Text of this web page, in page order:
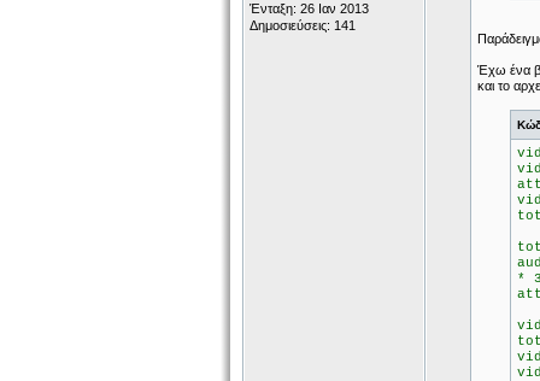
Ένταξη: 26 Ιαν 2013
Δημοσιεύσεις: 141
Έχω ένα
και το
*